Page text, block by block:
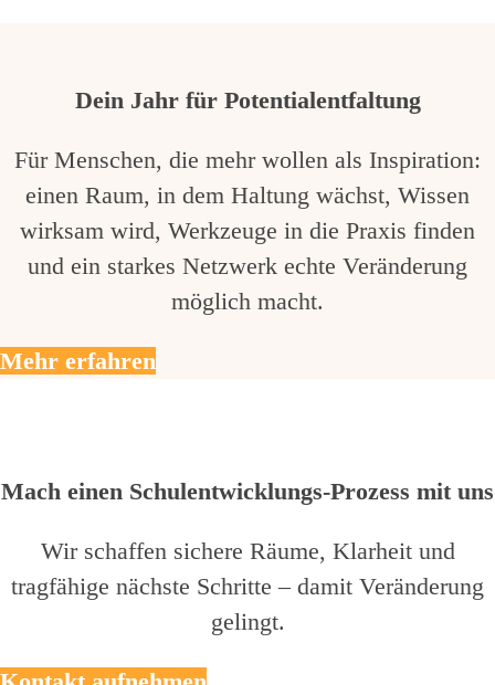
Dein Jahr für Potentialentfaltung
Für Menschen, die mehr wollen als Inspiration:
einen Raum, in dem Haltung wächst, Wissen
wirksam wird, Werkzeuge in die Praxis finden
und ein starkes Netzwerk echte Veränderung
möglich macht.
Mehr erfahren
Mach einen Schulentwicklungs-Prozess mit uns
Wir schaffen sichere Räume, Klarheit und
tragfähige nächste Schritte – damit Veränderung
gelingt.